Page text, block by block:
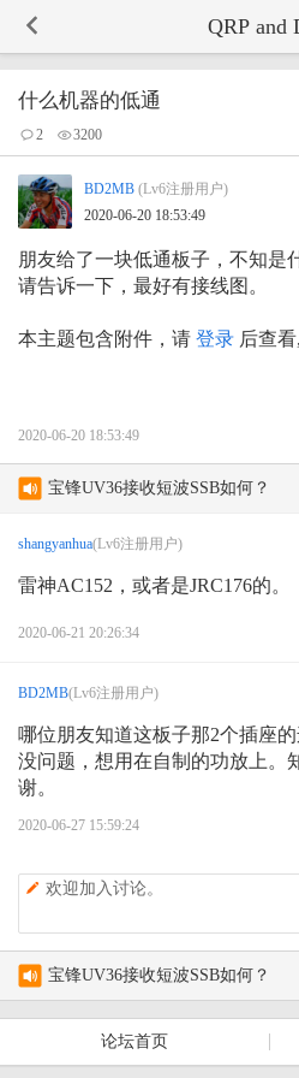
QRP and
什么机器的低通
2 3200
BD2MB (Lv6注册用户)
2020-06-20 18:53:49
朋友给了一块低通板子，不知是
请告诉一下，最好有接线图。
本主题包含附件，请 登录 后查
2020-06-20 18:53:49
宝锋UV36接收短波SSB如何？
新人报到 请求激活 字母改为大写
test
AVRT4 DIGI 不轉發
月坨岛登上IOTA海岛名单始末
shangyanhua(Lv6注册用户)
雷神AC152，或者是JRC176的。
2020-06-21 20:26:34
BD2MB(Lv6注册用户)
哪位朋友知道这板子那2个插座
没问题，想用在自制的功放上。
谢。
2020-06-27 15:59:24
欢迎加入讨论。
宝锋UV36接收短波SSB如何？
新人报到 请求激活 字母改为大写
论坛首页